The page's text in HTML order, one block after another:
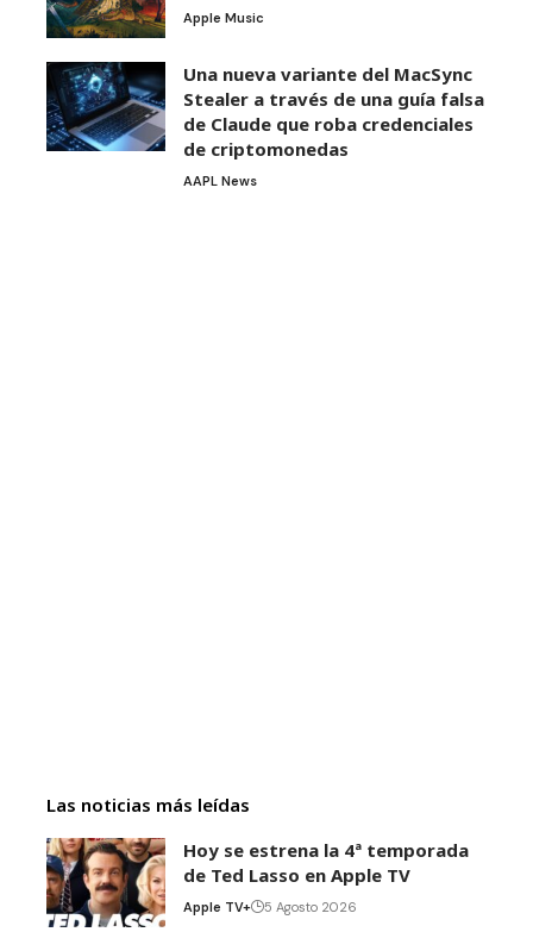
Apple Music
Una nueva variante del MacSync
Stealer a través de una guía falsa
de Claude que roba credenciales
de criptomonedas
AAPL News
Las noticias más leídas
Hoy se estrena la 4ª temporada
de Ted Lasso en Apple TV
Apple TV+ 5 Agosto 2026